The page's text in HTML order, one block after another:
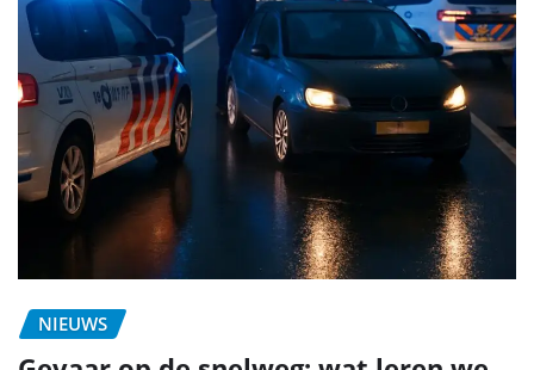
NIEUWS